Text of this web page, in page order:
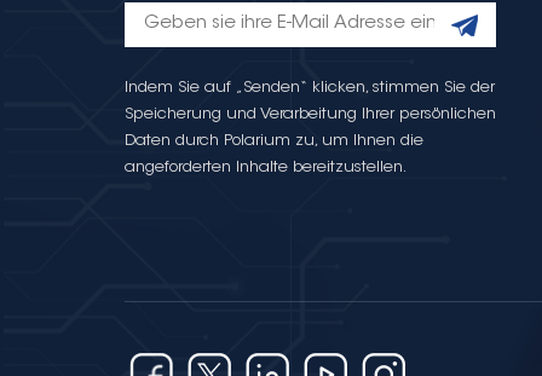
Indem Sie auf „Senden“ klicken, stimmen Sie der
Speicherung und Verarbeitung Ihrer persönlichen
Daten durch Polarium zu, um Ihnen die
angeforderten Inhalte bereitzustellen.